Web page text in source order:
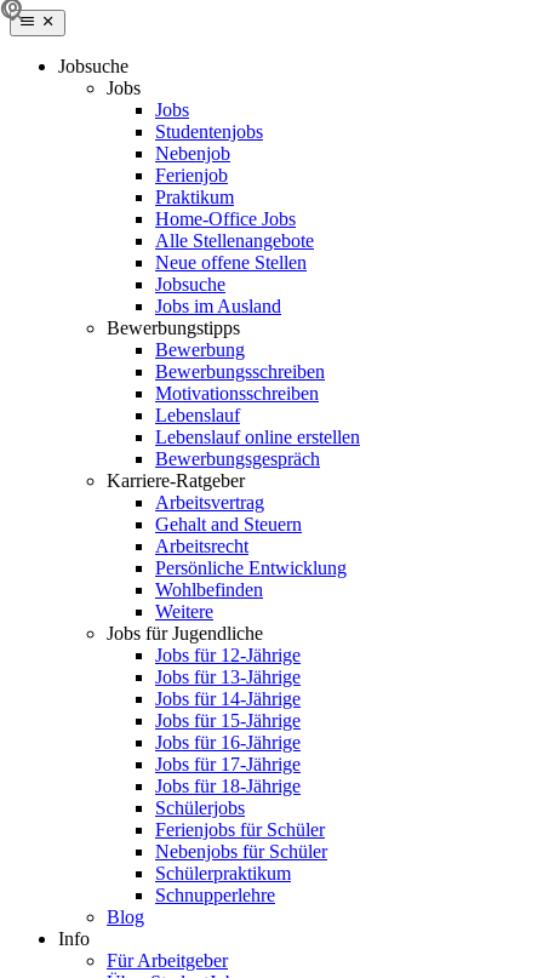
Jobsuche
Jobs
Jobs
Studentenjobs
Nebenjob
Ferienjob
Praktikum
Home-Office Jobs
Alle Stellenangebote
Neue offene Stellen
Jobsuche
Jobs im Ausland
Bewerbungstipps
Bewerbung
Bewerbungsschreiben
Motivationsschreiben
Lebenslauf
Lebenslauf online erstellen
Bewerbungsgespräch
Karriere-Ratgeber
Arbeitsvertrag
Gehalt and Steuern
Arbeitsrecht
Persönliche Entwicklung
Wohlbefinden
Weitere
Jobs für Jugendliche
Jobs für 12-Jährige
Jobs für 13-Jährige
Jobs für 14-Jährige
Jobs für 15-Jährige
Jobs für 16-Jährige
Jobs für 17-Jährige
Jobs für 18-Jährige
Schülerjobs
Ferienjobs für Schüler
Nebenjobs für Schüler
Schülerpraktikum
Schnupperlehre
Blog
Info
Für Arbeitgeber